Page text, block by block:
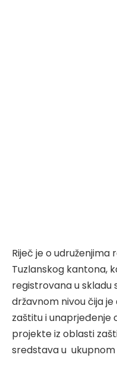
Riječ je o
Tuzlanskog kantona,
registrovana u skladu
državnom nivou čija
zaštitu i unaprjeđenje
projekte iz oblasti
sredstava u ukupnom